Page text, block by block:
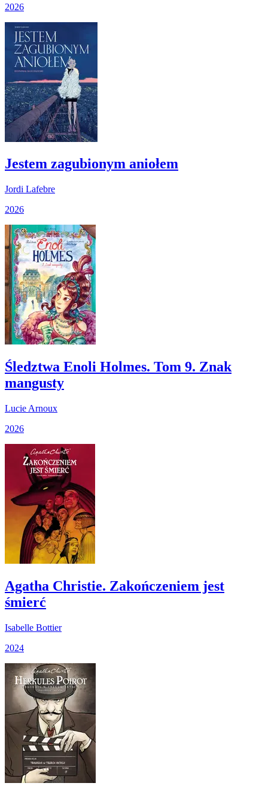
2026
Jestem zagubionym aniołem
Jordi Lafebre
2026
Śledztwa Enoli Holmes. Tom 9. Znak
mangusty
Lucie Arnoux
2026
Agatha Christie. Zakończeniem jest
śmierć
Isabelle Bottier
2024